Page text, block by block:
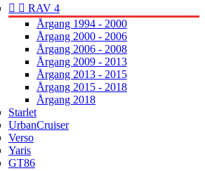
  RAV 4
Årgang 1994 - 2000
Årgang 2000 - 2006
Årgang 2006 - 2008
Årgang 2009 - 2013
Årgang 2013 - 2015
Årgang 2015 - 2018
Årgang 2018
Starlet
UrbanCruiser
Verso
Yaris
GT86